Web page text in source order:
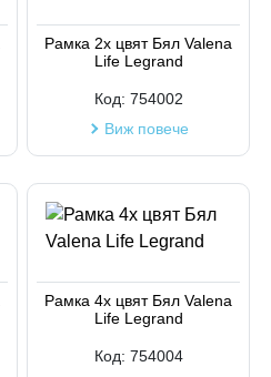
Рамка 2х цвят Бял Valena
Life Legrand
Код: 754002
Виж повече
Рамка 4х цвят Бял Valena
Life Legrand
Код: 754004